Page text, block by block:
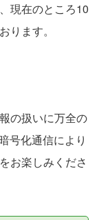
現在のところ10
ります。
の扱いに万全の
号化通信により
お楽しみくださ